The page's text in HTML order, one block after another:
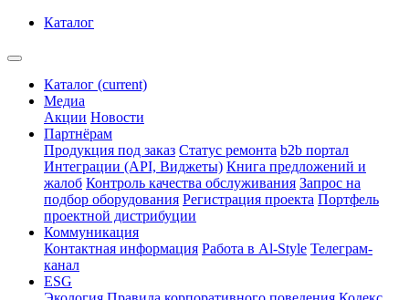
Каталог
Каталог (current)
Медиа
Акции Новости
Партнёрам
Продукция под заказ Статус ремонта b2b портал
Интеграции (API, Виджеты) Книга предложений и
жалоб Контроль качества обслуживания Запрос на
подбор оборудования Регистрация проекта Портфель
проектной дистрибуции
Коммуникация
Контактная информация Работа в Al-Style Телеграм-
канал
ESG